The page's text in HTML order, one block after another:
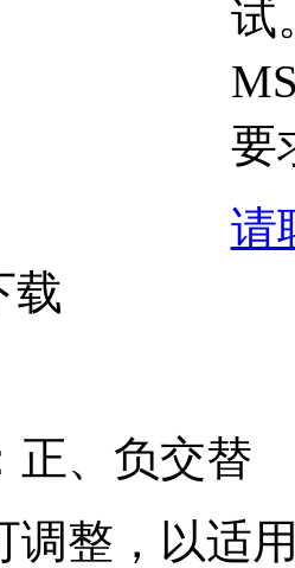
试
要
请
载
正、负交替
调整，以适